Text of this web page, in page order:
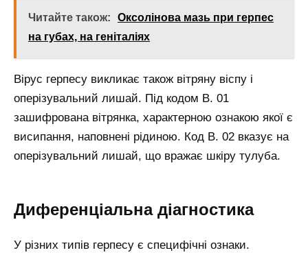
Читайте також:
Оксолінова мазь при герпес
на губах, на геніталіях
Вірус герпесу викликає також вітряну віспу і
оперізувальний лишай. Під кодом B. 01
зашифрована вітрянка, характерною ознакою якої є
висипання, наповнені рідиною. Код B. 02 вказує на
оперізувальний лишай, що вражає шкіру тулуба.
Диференціальна діагностика
У різних типів герпесу є специфічні ознаки.